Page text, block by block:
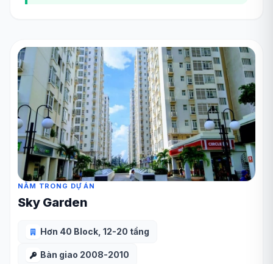
NẰM TRONG DỰ ÁN
Sky Garden
Hơn 40 Block, 12-20 tầng
Bàn giao 2008-2010